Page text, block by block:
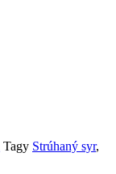
Tagy Strúhaný syr,